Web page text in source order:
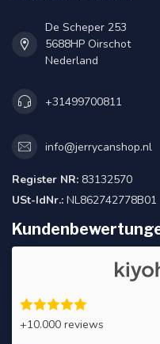
De Scheper 253
5688HP Oirschot
Nederland
+31499700811
info@jerrycanshop.nl
Register NR: 83132570
USt-IdNr.: NL862742778B01
+10.000 reviews